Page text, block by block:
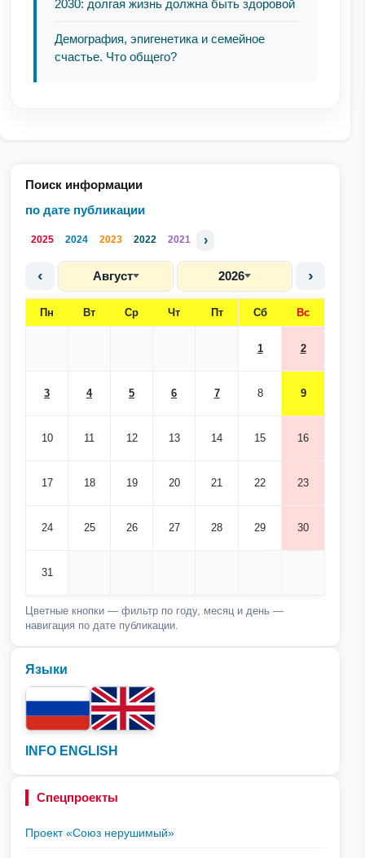
Поиск информации
по дате публикации
2025 2024 2023 2022 2021 ›
‹ Август 2026 ›
Пн Вт Ср Чт Пт Сб Вс
1 2
3 4 5 6 7 8 9
10 11 12 13 14 15 16
17 18 19 20 21 22 23
24 25 26 27 28 29 30
31
Цветные кнопки — фильтр по году, месяц и день —
навигация по дате публикации.
Языки
INFO ENGLISH
Спецпроекты
Проект «Союз нерушимый»
2030: долгая жизнь должна быть здоровой
Демография, эпигенетика и семейное
счастье. Что общего?